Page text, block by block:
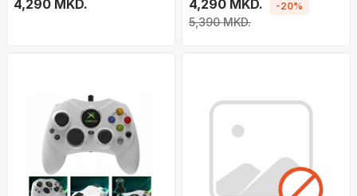
4,290 MKD. 4,290 MKD.
5,390 MKD.
-20%